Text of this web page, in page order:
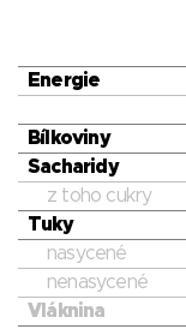
Energie
Bílkoviny
Sacharidy
z toho cukry
Tuky
nasycené
nenasycené
Vláknina